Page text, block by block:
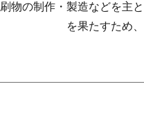
物の制作・製造などを主
を果たすため